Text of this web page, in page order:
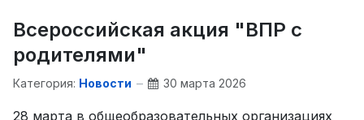
Всероссийская акция "ВПР с
родителями"
Категория: Новости 30 марта 2026
28 марта в общеобразовательных организациях